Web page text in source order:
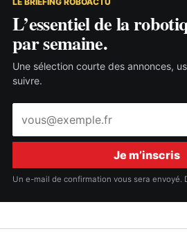
L’essentiel de la
par semaine.
Une sélection courte des annonces,
suivre.
mail
Je m’inscris
Un e-mail de confirmation vous sera envoyé.